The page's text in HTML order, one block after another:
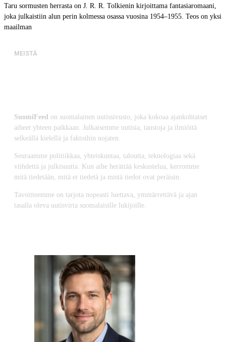
Taru sormusten herrasta on J. R. R. Tolkienin kirjoittama fantasiaromaani,
joka julkaistiin alun perin kolmessa osassa vuosina 1954–1955. Teos on yksi
maailman
MEISTÄ
SuomiFeed on suomalainen uutissivusto, joka kokoaa ajankohtaiset
aiheet yhteen paikkaan. Julkaisemme uutisia, taustoja ja ilmiöitä
selkeällä kielellä ja faktoihin nojaten.
Seuraamme politiikkaa, yhteiskuntaa, taloutta, teknologiaa sekä
viihdettä ja julkisuutta. Kun aihe herättää keskustelua, kerromme
mitä tiedetään, mitä ei tiedetä ja mistä tiedot ovat peräisin.
Tavoitteemme on tarjota nopeasti luettava, ymmärrettävä ja ajan
tasalla oleva uutisvirta suomalaisille lukijoille.